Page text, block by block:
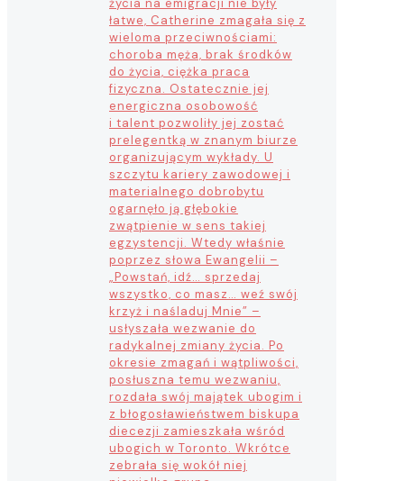
życia na emigracji nie były
łatwe, Catherine zmagała się z
wieloma przeciwnościami:
choroba męża, brak środków
do życia, ciężka praca
fizyczna. Ostatecznie jej
energiczna osobowość
i talent pozwoliły jej zostać
prelegentką w znanym biurze
organizującym wykłady. U
szczytu kariery zawodowej i
materialnego dobrobytu
ogarnęło ją głębokie
zwątpienie w sens takiej
egzystencji. Wtedy właśnie
poprzez słowa Ewangelii –
„Powstań, idź… sprzedaj
wszystko, co masz… weź swój
krzyż i naśladuj Mnie” –
usłyszała wezwanie do
radykalnej zmiany życia. Po
okresie zmagań i wątpliwości,
posłuszna temu wezwaniu,
rozdała swój majątek ubogim i
z błogosławieństwem biskupa
diecezji zamieszkała wśród
ubogich w Toronto. Wkrótce
zebrała się wokół niej